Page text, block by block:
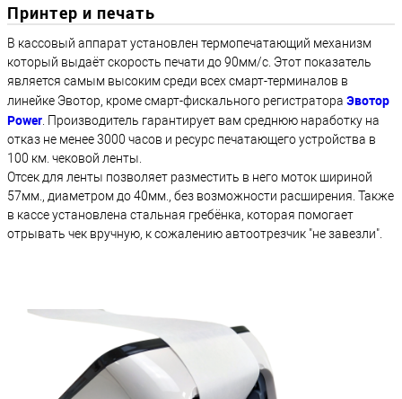
Принтер и печать
В кассовый аппарат установлен термопечатающий механизм
который выдаёт скорость печати до 90мм/с. Этот показатель
является самым высоким среди всех смарт-терминалов в
линейке Эвотор, кроме смарт-фискального регистратора Эвотор
Power . Производитель гарантирует вам среднюю наработку на
отказ не менее 3000 часов и ресурс печатающего устройства в
100 км. чековой ленты.
Отсек для ленты позволяет разместить в него моток шириной
57мм., диаметром до 40мм., без возможности расширения. Также
в кассе установлена стальная гребёнка, которая помогает
отрывать чек вручную, к сожалению автоотрезчик "не завезли".